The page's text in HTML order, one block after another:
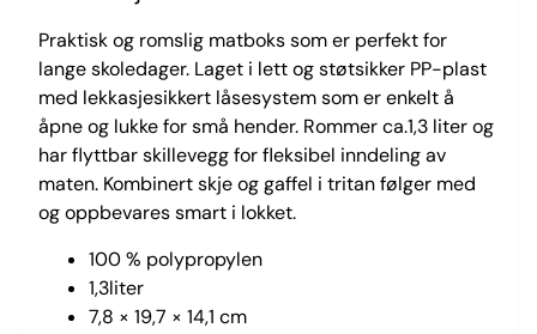
Praktisk og romslig matboks som er perfekt for
lange skoledager. Laget i lett og støtsikker PP-plast
med lekkasjesikkert låsesystem som er enkelt å
åpne og lukke for små hender. Rommer ca.1,3 liter og
har flyttbar skillevegg for fleksibel inndeling av
maten. Kombinert skje og gaffel i tritan følger med
og oppbevares smart i lokket.
100 % polypropylen
1,3liter
7,8 × 19,7 × 14,1 cm